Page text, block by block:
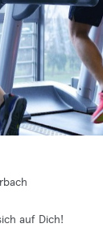
auf Dich!